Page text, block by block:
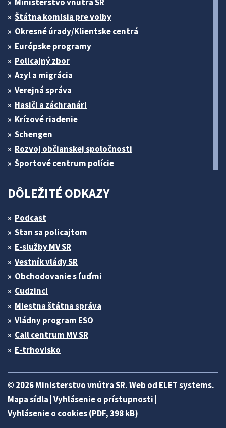
Štátna komisia pre volby
Okresné úrady/Klientske centrá
Európske programy
Policajný zbor
Azyl a migrácia
Verejná správa
Hasiči a záchranári
Krízové riadenie
Schengen
Rozvoj občianskej spoločnosti
Športové centrum polície
DÔLEŽITÉ ODKAZY
Podcast
Stan sa policajtom
E-služby MV SR
Vestník vlády SR
Obchodovanie s ľuďmi
Cudzinci
Miestna štátna správa
Vládny program ESO
Call centrum MV SR
E-trhovisko
© 2026 Ministerstvo vnútra SR. Web od ELET systems.
Mapa sídla Vyhlásenie o prístupnosti
Vyhlásenie o cookies (PDF, 398 kB)